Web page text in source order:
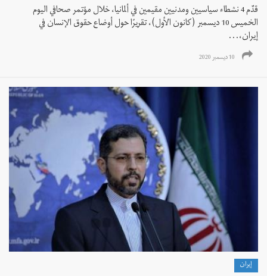
قدّم 4 نشطاء سياسيين ومدنيين مقيمين في ألمانيا، خلال مؤتمر صحافي اليوم
الخميس 10 ديسمبر (كانون الأول)، تقريرًا حول أوضاع حقوق الإنسان في
إيران،...
10 ديسمبر 2020
إيران